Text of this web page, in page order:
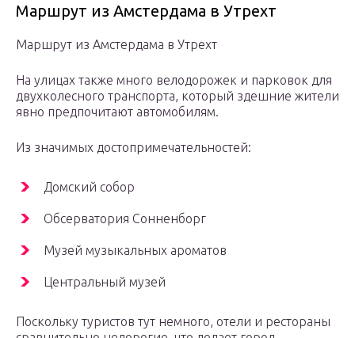
Маршрут из Амстердама в Утрехт
Маршрут из Амстердама в Утрехт
На улицах также много велодорожек и парковок для
двухколесного транспорта, который здешние жители
явно предпочитают автомобилям.
Из значимых достопримечательностей:
Домский собор
Обсерватория Сонненборг
Музей музыкальных ароматов
Центральный музей
Поскольку туристов тут немного, отели и рестораны